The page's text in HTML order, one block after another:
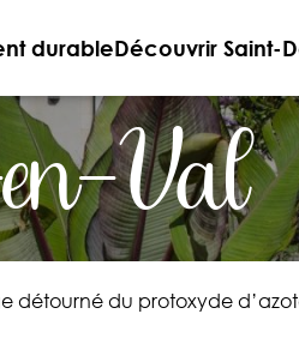
durableDécouvrir Saint-
Val
détourné du protoxyde